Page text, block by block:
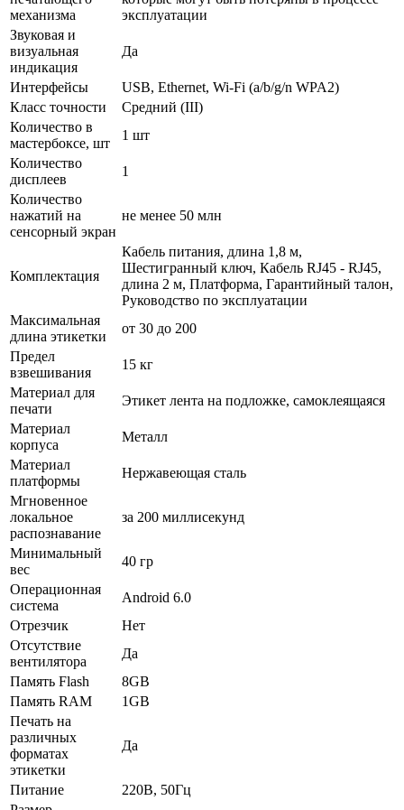
механизма
эксплуатации
Звуковая и
визуальная
индикация
Да
Интерфейсы
USB, Ethernet, Wi-Fi (a/b/g/n WPA2)
Класс точности
Средний (III)
Количество в
мастербоксе, шт
1 шт
Количество
дисплеев
1
Количество
нажатий на
сенсорный экран
не менее 50 млн
Комплектация
Кабель питания, длина 1,8 м,
Шестигранный ключ, Кабель RJ45 - RJ45,
длина 2 м, Платформа, Гарантийный талон,
Руководство по эксплуатации
Максимальная
длина этикетки
от 30 до 200
Предел
взвешивания
15 кг
Материал для
печати
Этикет лента на подложке, самоклеящаяся
Материал
корпуса
Металл
Материал
платформы
Нержавеющая сталь
Мгновенное
локальное
распознавание
за 200 миллисекунд
Минимальный
вес
40 гр
Операционная
система
Android 6.0
Отрезчик
Нет
Отсутствие
вентилятора
Да
Память Flash
8GB
Память RAM
1GB
Печать на
различных
форматах
этикетки
Да
Питание
220В, 50Гц